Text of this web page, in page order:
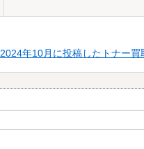
2024年10月に投稿したトナー